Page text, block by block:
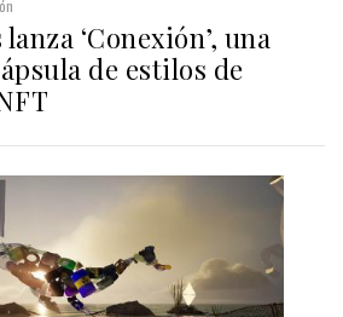
‘Conexión’, una
de estilos de